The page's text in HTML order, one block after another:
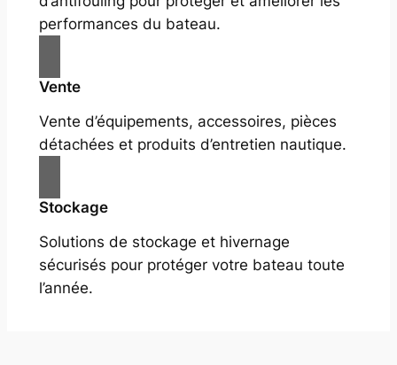
performances du bateau.
Vente
Vente d’équipements, accessoires, pièces
détachées et produits d’entretien nautique.
Stockage
Solutions de stockage et hivernage
sécurisés pour protéger votre bateau toute
l’année.